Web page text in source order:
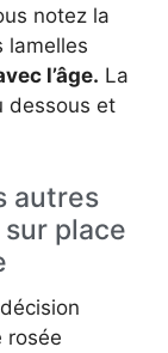
notez la
lamelles
l’âge. La
dessous et
autres
place
rosée